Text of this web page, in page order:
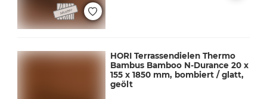
HORI Terrassendielen Thermo
Bambus Bamboo N-Durance 20 x
155 x 1850 mm, bombiert / glatt,
geölt